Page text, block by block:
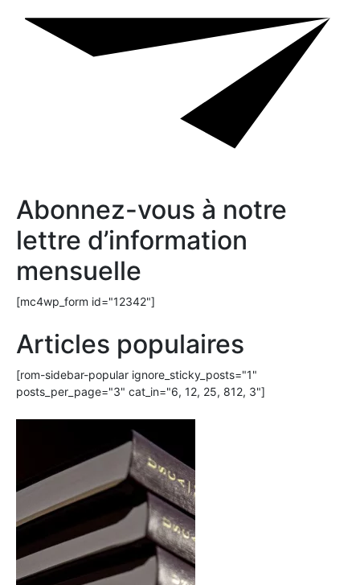
Abonnez-vous à notre
lettre d’information
mensuelle
[mc4wp_form id="12342"]
Articles populaires
[rom-sidebar-popular ignore_sticky_posts="1"
posts_per_page="3" cat_in="6, 12, 25, 812, 3"]